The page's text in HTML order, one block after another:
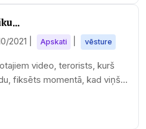
2021 Apskati vēsture
video, terorists, kurš
fiksēts momentā, kad viņš